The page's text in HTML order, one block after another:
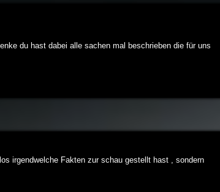
du hast dabei alle sachen mal beschrieben die für uns
irgendwelche Fakten zur schau gestellt hast , sondern